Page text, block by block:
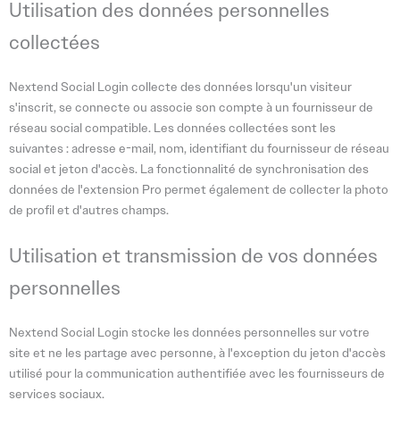
Utilisation des données personnelles
collectées
Nextend Social Login collecte des données lorsqu'un visiteur
s'inscrit, se connecte ou associe son compte à un fournisseur de
réseau social compatible. Les données collectées sont les
suivantes : adresse e-mail, nom, identifiant du fournisseur de réseau
social et jeton d'accès. La fonctionnalité de synchronisation des
données de l'extension Pro permet également de collecter la photo
de profil et d'autres champs.
Utilisation et transmission de vos données
personnelles
Nextend Social Login stocke les données personnelles sur votre
site et ne les partage avec personne, à l'exception du jeton d'accès
utilisé pour la communication authentifiée avec les fournisseurs de
services sociaux.